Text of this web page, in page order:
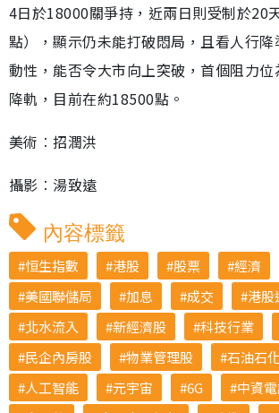
4日於18000關爭持，近兩日則受制於20
點），顯示仍未能打破悶局，且看人行
動性，能否令大市向上突破，首個阻力
降軌，目前在約18500點。
美術︰招潤洪
攝影︰湯致遠
內容標籤
恒生指數 港股 股票 經濟
美國聯儲局
加息 成交
港股
北水流入
新經濟股 科技行業
民企內房股
物業管理股 石油石
人工智能
元宇宙 6G
中資